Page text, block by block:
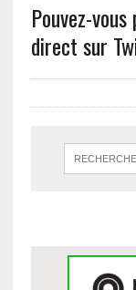
Pouvez-
direct sur